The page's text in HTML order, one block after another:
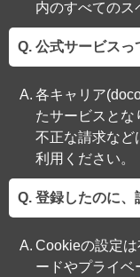
内のすべてのス
公式サービスっ
各キャリア
たサービスとな
不正な請求など
利用ください。
登録したのに、
Cookieの設定
ードやプライベ